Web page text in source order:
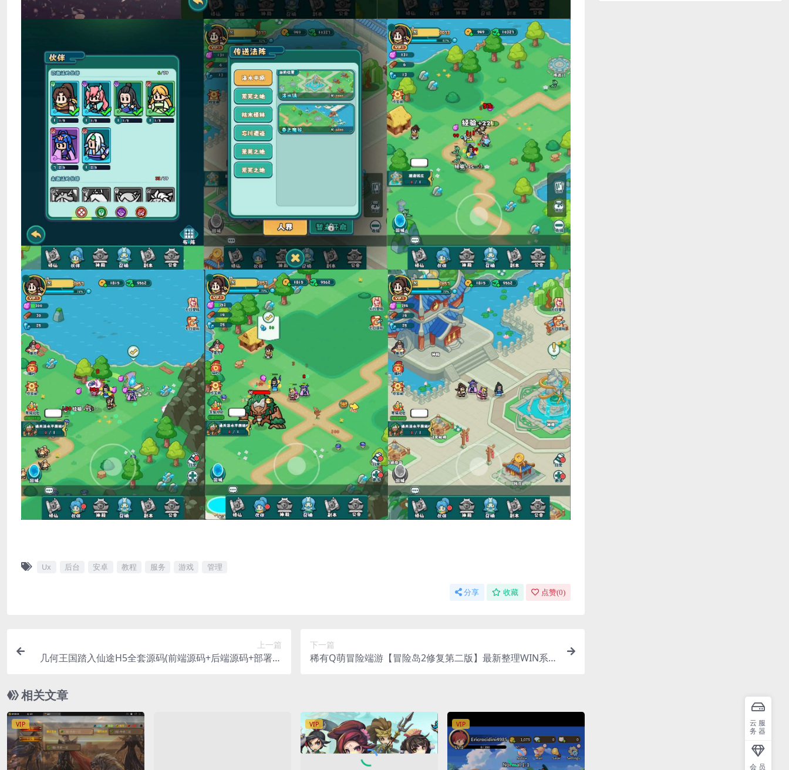
Ux 后台 安卓 教程 服务 游戏 管理
分享 收藏 点赞(0)
上一篇
几何王国踏入仙途H5全套源码(前端源码+后端源码+部署文
下一篇
稀有Q萌冒险端游【冒险岛2修复第二版】最新整理WIN系服
相关文章
VIP VIP VIP
云服
务器
会员